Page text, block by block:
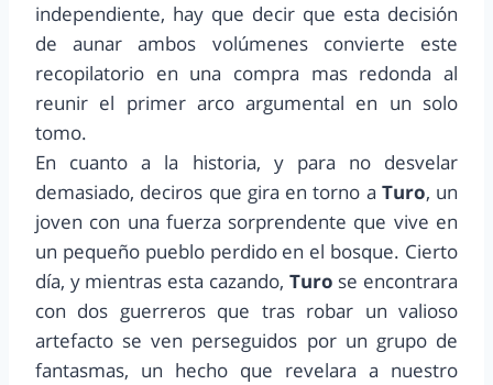
independiente, hay que decir que esta decisión
de aunar ambos volúmenes convierte este
recopilatorio en una compra mas redonda al
reunir el primer arco argumental en un solo
tomo.
En cuanto a la historia, y para no desvelar
demasiado, deciros que gira en torno a Turo, un
joven con una fuerza sorprendente que vive en
un pequeño pueblo perdido en el bosque. Cierto
día, y mientras esta cazando, Turo se encontrara
con dos guerreros que tras robar un valioso
artefacto se ven perseguidos por un grupo de
fantasmas, un hecho que revelara a nuestro